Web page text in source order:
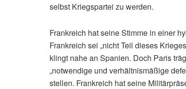
selbst Kriegspartei zu werden.
Frankreich hat seine Stimme in einer
Frankreich sei „nicht Teil dieses
klingt nahe an Spanien. Doch Paris
„notwendige und verhältnismäßige
stellen. Frankreich hat seine